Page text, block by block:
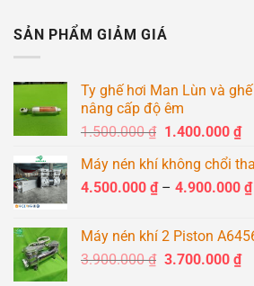
SẢN PHẨM GIẢM GIÁ
Ty ghế hơi Man Lùn và
nâng cấp độ êm
1.500.000₫ Giá
là:
1.500.000 ₫.
1.400.000 ₫Giá
tại
là:
Máy nén khí không chổi
4.500.000 ₫ – 4.900.000 ₫
Máy nén khí 2 Piston
3.900.000₫ Giá
3.700.000 ₫Giá